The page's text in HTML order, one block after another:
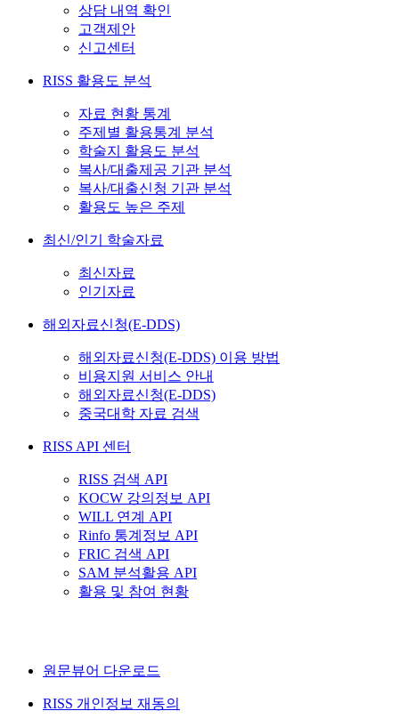
상담 내역 확인
고객제안
신고센터
RISS 활용도 분석
자료 현황 통계
주제별 활용통계 분석
학술지 활용도 분석
복사/대출제공 기관 분석
복사/대출신청 기관 분석
활용도 높은 주제
최신/인기 학술자료
최신자료
인기자료
해외자료신청(E-DDS)
해외자료신청(E-DDS) 이용 방법
비용지원 서비스 안내
해외자료신청(E-DDS)
중국대학 자료 검색
RISS API 센터
RISS 검색 API
KOCW 강의정보 API
WILL 연계 API
Rinfo 통계정보 API
FRIC 검색 API
SAM 분석활용 API
활용 및 참여 현황
원문뷰어 다운로드
RISS 개인정보 재동의